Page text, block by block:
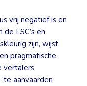
vrij negatief is en
LSC’s en
zijn, wijst
pragmatische
vertalers
aanvaarden